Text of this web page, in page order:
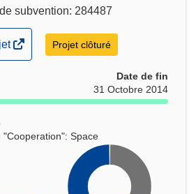
subvention: 284487
Projet clôturé
Date de fin
31 Octobre 2014
Space